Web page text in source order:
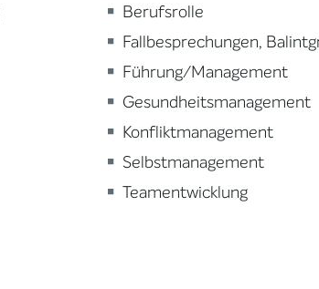
Berufsrolle
Fallbesprechungen,
Führung/Management
Gesundheitsmanagement
Konfliktmanagement
Selbstmanagement
Teamentwicklung